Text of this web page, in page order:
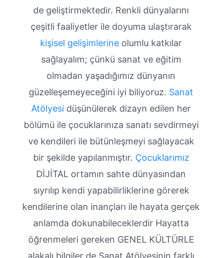
de geliştirmektedir. Renkli dünyalarını
çeşitli faaliyetler ile doyuma ulaştırarak
kişisel gelişimlerine olumlu katkılar
sağlayalım; çünkü sanat ve eğitim
olmadan yaşadığımız dünyanın
güzelleşemeyeceğini iyi biliyoruz. Sanat
Atölyesi düşünülerek dizayn edilen her
bölümü ile çocuklarınıza sanatı sevdirmeyi
ve kendileri ile bütünleşmeyi sağlayacak
bir şekilde yapılanmıştır. Çocuklarımız
DİJİTAL ortamın sahte dünyasından
sıyrılıp kendi yapabilirliklerine görerek
kendilerine olan inançları ile hayata gerçek
anlamda dokunabileceklerdir Hayatta
öğrenmeleri gereken GENEL KÜLTÜRLE
alakalı bilgiler de Sanat Atölyesinin farklı